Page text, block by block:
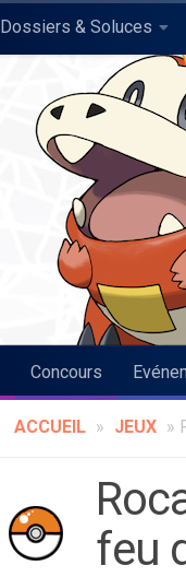
Dossiers & Soluces
Concours
ACCUEIL » JEUX »
feu